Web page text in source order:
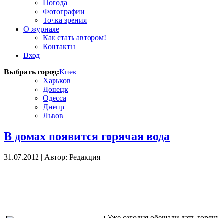
Погода
Фотографии
Точка зрения
О журнале
Как стать автором!
Контакты
Вход
Выбрать город:Киев
Харьков
Донецк
Одесса
Днепр
Львов
В домах появится горячая вода
31.07.2012 | Автор: Редакция